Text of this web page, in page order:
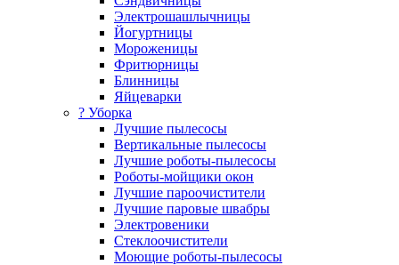
Электрошашлычницы
Йогуртницы
Мороженицы
Фритюрницы
Блинницы
Яйцеварки
? Уборка
Лучшие пылесосы
Вертикальные пылесосы
Лучшие роботы-пылесосы
Роботы-мойщики окон
Лучшие пароочистители
Лучшие паровые швабры
Электровеники
Стеклоочистители
Моющие роботы-пылесосы